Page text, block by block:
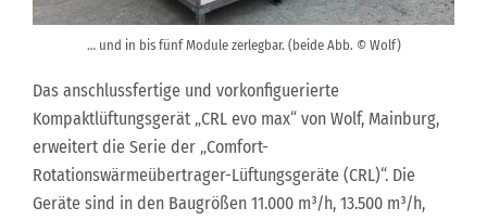
… und in bis fünf Module zerlegbar. (beide Abb. © Wolf)
Das anschlussfertige und vorkonfiguerierte
Kompaktlüftungsgerät „CRL evo max“ von Wolf, Mainburg,
erweitert die Serie der „Comfort-
Rotationswärmeübertrager-Lüftungsgeräte (CRL)“. Die
Geräte sind in den Baugrößen 11.000 m³/h, 13.500 m³/h,